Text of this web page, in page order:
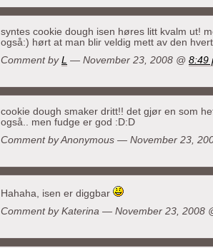
syntes cookie dough isen høres litt kvalm ut!
også:) hørt at man blir veldig mett av den
Comment by L — November 23, 2008 @ 8:49
cookie dough smaker dritt!! det gjør en som
også.. men fudge er god :D:D
Comment by Anonymous — November 23,
Hahaha, isen er diggbar
Comment by Katerina — November 23, 2008